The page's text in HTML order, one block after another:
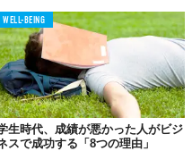
WELL-BEING
生時代、成績が悪かった人がビジ
スで成功する「8つの理由」